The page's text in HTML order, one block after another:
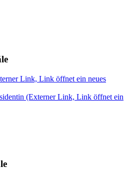
Link, Link öffnet ein neues
(Externer Link, Link öffnet ein